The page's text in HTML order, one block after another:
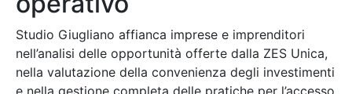
Studio Giugliano affianca imprese e imprenditori
nell’analisi delle opportunità offerte dalla ZES Unica,
nella valutazione della convenienza degli investimenti
e nella gestione completa delle pratiche per l’accesso